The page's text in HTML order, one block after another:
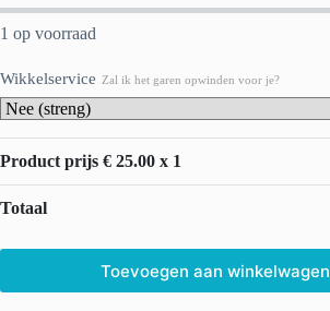
1 op voorraad
Wikkelservice Zal ik het garen opwinden voor je?
Product prijs € 25.00 x 1
Totaal
Toevoegen aan winkelwagen